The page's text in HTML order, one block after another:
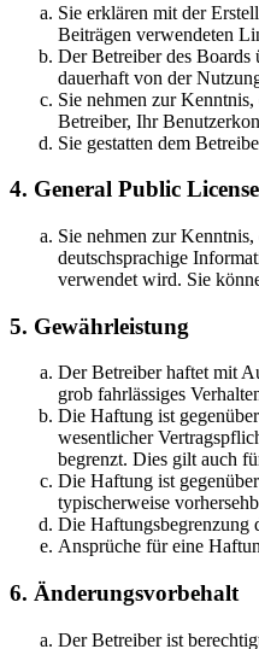
Sie erklären mit der
Beiträgen verwendeten
Der Betreiber des Boards
dauerhaft von der
Sie nehmen zur
Betreiber, Ihr
Sie gestatten dem
4. General Public License
Sie nehmen zur
deutschsprachige
verwendet wird. Sie
5. Gewährleistung
Der Betreiber haftet mit
grob fahrlässiges
Die Haftung ist
wesentlicher
begrenzt. Dies gilt auch
Die Haftung ist
typischerweise
Die Haftungsbegrenzung
Ansprüche für eine
6. Änderungsvorbehalt
Der Betreiber ist